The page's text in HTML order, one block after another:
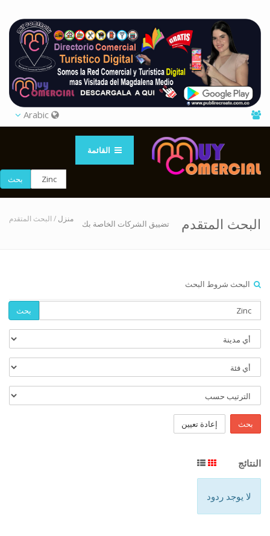
القائمة
بحث
البحث المتقدم تضييق الشركات الخاصة بك منزل / البحث المتقدم
البحث شروط البحث
بحث
بحث إعادة تعيين
النتائج
لا يوجد ردود